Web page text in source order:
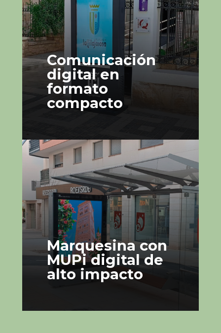
Comunicación
digital en
formato
compacto
Marquesina con
MUPi digital de
alto impacto